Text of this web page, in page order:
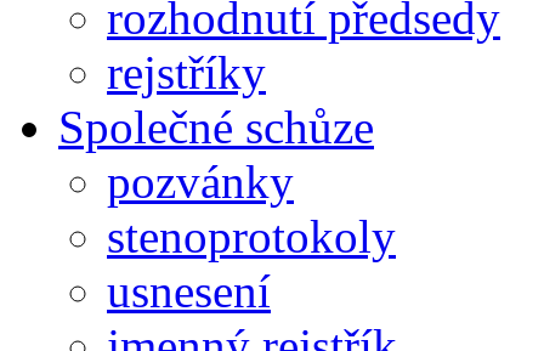
rozhodnutí předsedy
rejstříky
Společné schůze
pozvánky
stenoprotokoly
usnesení